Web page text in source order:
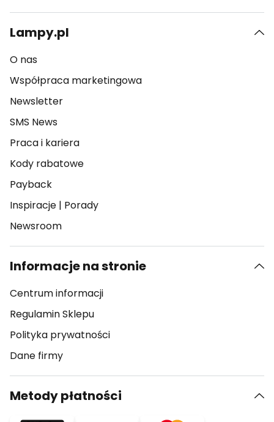
Lampy.pl
O nas
Współpraca marketingowa
Newsletter
SMS News
Praca i kariera
Kody rabatowe
Payback
Inspiracje | Porady
Newsroom
Informacje na stronie
Centrum informacji
Regulamin Sklepu
Polityka prywatności
Dane firmy
Metody płatności